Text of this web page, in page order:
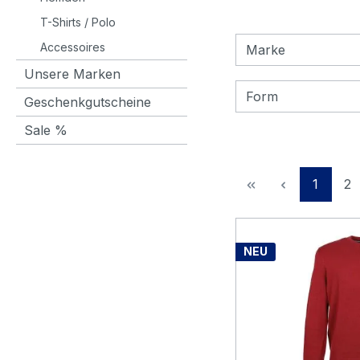
T-Shirts / Polo
Accessoires
Unsere Marken
Geschenkgutscheine
Sale %
Marke
Form
Seite
1 2
NEU